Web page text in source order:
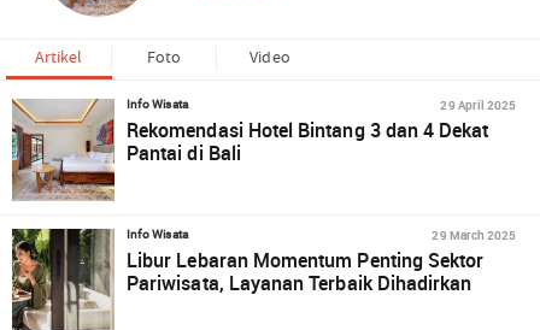
Artikel Foto Video
Info Wisata 29 April 2025
Rekomendasi Hotel Bintang 3 dan 4 Dekat
Pantai di Bali
Info Wisata 29 March 2025
Libur Lebaran Momentum Penting Sektor
Pariwisata, Layanan Terbaik Dihadirkan